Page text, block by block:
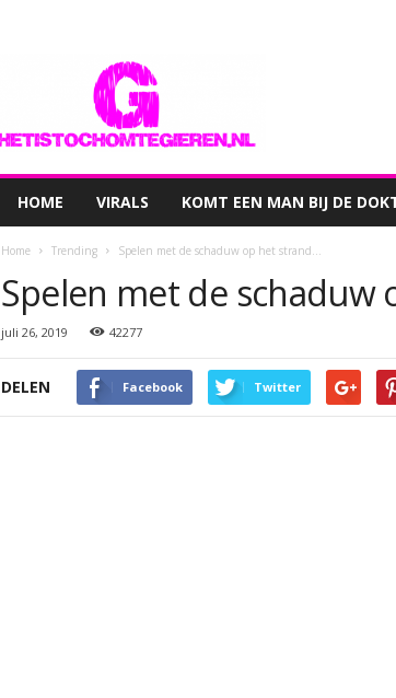
HOME VIRALS KOMT EEN MAN BIJ DE
Home Trending Spelen met de schaduw op het strand…
Spelen met de
juli 26, 2019 42277
DELEN Facebook Twitter